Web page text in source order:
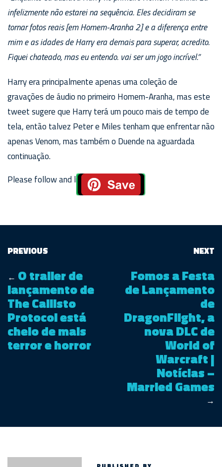
infelizmente não estarei na sequência. Eles decidiram se
tornar fotos reais [em Homem-Aranha 2] e a diferença entre
mim e as idades de Harry era demais para superar, acredito.
Fiquei chateado, mas eu entendo. vai ser um jogo incrível.”
Harry era principalmente apenas uma coleção de
gravações de áudio no primeiro Homem-Aranha, mas este
tweet sugere que Harry terá um pouco mais de tempo de
tela, então talvez Peter e Miles tenham que enfrentar não
apenas Venom, mas também o Duende na aguardada
continuação.
Please follow and like us:
PREVIOUS
← O trailer de
lançamento de
The Callisto
Protocol está
cheio de mais
terror e horror
NEXT
Fomos a Festa
de Lançamento
de
DragonFlight, a
nova DLC de
World of
Warcraft |
Notícias –
Married Games
→